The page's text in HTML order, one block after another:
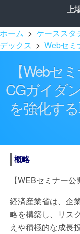
上
ホーム > ケーススタ
デックス > Webセミ
【Webセ
CGガイダ
を強化す
概略
【WEBセミナー
経済産業省は、企
略を構築し、リス
えや積極的な成長